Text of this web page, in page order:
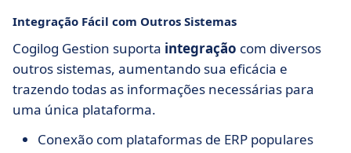
Integração Fácil com Outros Sistemas
Cogilog Gestion suporta integração com diversos
outros sistemas, aumentando sua eficácia e
trazendo todas as informações necessárias para
uma única plataforma.
Conexão com plataformas de ERP populares